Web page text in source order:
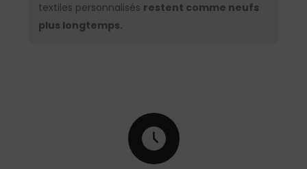
textiles personnalisés restent comme neufs
plus longtemps.